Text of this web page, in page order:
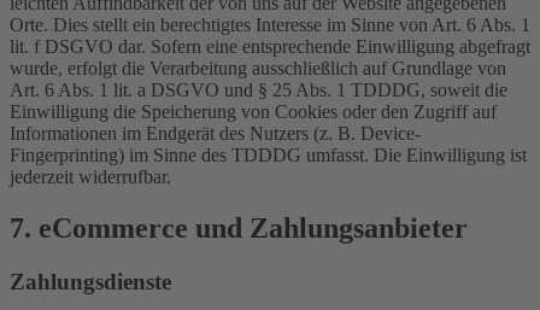
Orte. Dies stellt ein berechtigtes Interesse im Sinne von Art. 6 Abs. 1
lit. f DSGVO dar. Sofern eine entsprechende Einwilligung abgefragt
wurde, erfolgt die Verarbeitung ausschließlich auf Grundlage von
Art. 6 Abs. 1 lit. a DSGVO und § 25 Abs. 1 TDDDG, soweit die
Einwilligung die Speicherung von Cookies oder den Zugriff auf
Informationen im Endgerät des Nutzers (z. B. Device-
Fingerprinting) im Sinne des TDDDG umfasst. Die Einwilligung ist
jederzeit widerrufbar.
7. eCommerce und Zahlungs­anbieter
Zahlungsdienste